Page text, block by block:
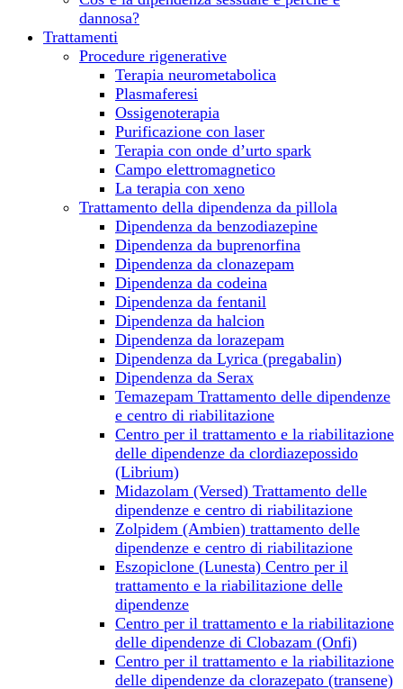
dannosa?
Trattamenti
Procedure rigenerative
Terapia neurometabolica
Plasmaferesi
Ossigenoterapia
Purificazione con laser
Terapia con onde d’urto spark
Campo elettromagnetico
La terapia con xeno
Trattamento della dipendenza da pillola
Dipendenza da benzodiazepine
Dipendenza da buprenorfina
Dipendenza da clonazepam
Dipendenza da сodeina
Dipendenza da fentanil
Dipendenza da halcion
Dipendenza da lorazepam
Dipendenza da Lyrica (pregabalin)
Dipendenza da Serax
Temazepam Trattamento delle dipendenze
e centro di riabilitazione
Centro per il trattamento e la riabilitazione
delle dipendenze da clordiazepossido
(Librium)
Midazolam (Versed) Trattamento delle
dipendenze e centro di riabilitazione
Zolpidem (Ambien) trattamento delle
dipendenze e centro di riabilitazione
Eszopiclone (Lunesta) Centro per il
trattamento e la riabilitazione delle
dipendenze
Centro per il trattamento e la riabilitazione
delle dipendenze di Clobazam (Onfi)
Centro per il trattamento e la riabilitazione
delle dipendenze da clorazepato (transene)